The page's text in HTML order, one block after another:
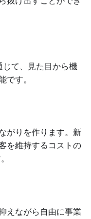
て、見た目から機
です。
がりを作ります。新
を維持するコストの
えながら自由に事業